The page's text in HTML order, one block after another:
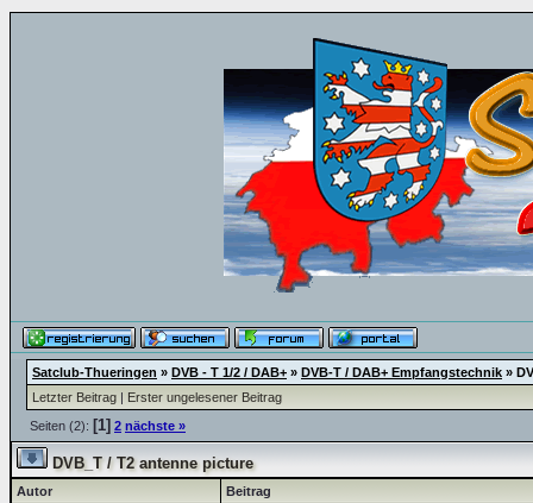
Satclub-Thueringen » DVB - T 1/2 / DAB+ » DVB-T / DAB+ Empfangstechnik »
Letzter Beitrag | Erster ungelesener Beitrag
Seiten (2): [1] 2 nächste »
DVB_T / T2 antenne picture
Autor Beitrag